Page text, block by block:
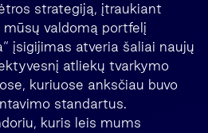
strategiją, įtraukiant
valdomą portfelį
įsigijimas atveria šaliai naujų
atliekų tvarkymo
kuriuose anksčiau buvo
standartus.
kuris leis mums